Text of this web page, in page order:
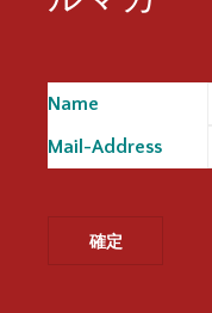
Name
Mail-Address